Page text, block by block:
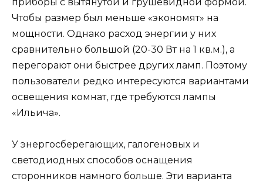
Чтобы размер был меньше «экономят» на
мощности. Однако расход энергии у них
сравнительно большой (20-30 Вт на 1 кв.м.), а
перегорают они быстрее других ламп. Поэтому
пользователи редко интересуются вариантами
освещения комнат, где требуются лампы
«Ильича».
У энергосберегающих, галогеновых и
светодиодных способов оснащения
сторонников намного больше. Эти варианта